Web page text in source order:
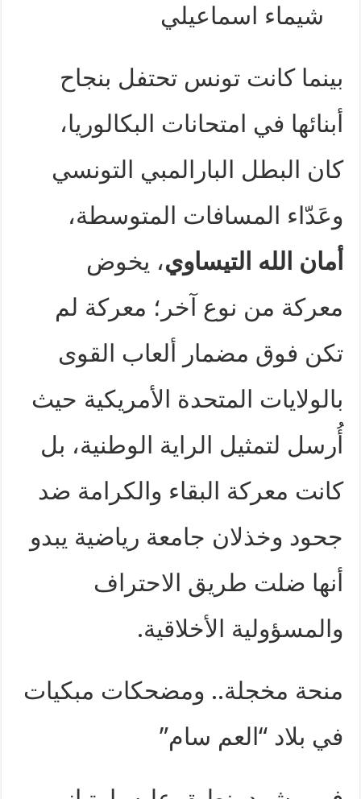
شيماء اسماعيلي
بينما كانت تونس تحتفل بنجاح
أبنائها في امتحانات البكالوريا،
كان البطل البارالمبي التونسي
وعَدّاء المسافات المتوسطة،
أمان الله التيساوي، يخوض
معركة من نوع آخر؛ معركة لم
تكن فوق مضمار ألعاب القوى
بالولايات المتحدة الأمريكية حيث
أُرسل لتمثيل الراية الوطنية، بل
كانت معركة البقاء والكرامة ضد
جحود وخذلان جامعة رياضية يبدو
أنها ضلت طريق الاحتراف
والمسؤولية الأخلاقية.
منحة مخجلة.. ومضحكات مبكيات
في بلاد “العم سام”